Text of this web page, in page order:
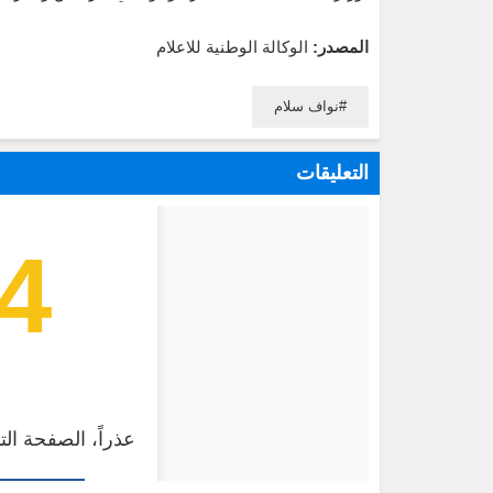
المصدر: الوكالة الوطنية للاعلام
نواف سلام
التعليقات